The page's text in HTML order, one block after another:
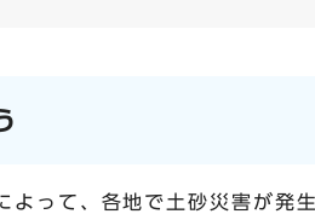
よって、各地で土砂災害が発